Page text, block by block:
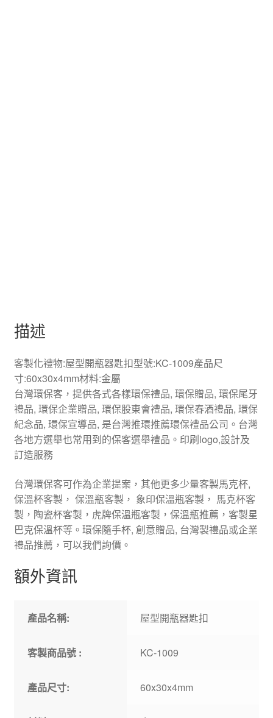
描述
客製化禮物:屋型開瓶器匙扣型號:KC-1009產品尺
寸:60x30x4mm材料:金屬
台灣環保客，提供各式各樣環保禮品, 環保贈品, 環保尾牙
禮品, 環保企業贈品, 環保股東會禮品, 環保春酒禮品, 環保
紀念品, 環保宣導品, 是台灣推環推薦環保禮品公司。台灣
各地方選舉也常用到的保客選舉禮品。印刷logo,設計及
訂造服務
台灣環保客可作為企業提案，其他更多少量客製馬克杯,
保溫杯客製， 保溫瓶客製， 象印保溫瓶客製， 馬克杯客
製，陶瓷杯客製，虎牌保溫瓶客製，保溫瓶推薦，客製星
巴克保溫杯等。環保隨手杯, 創意贈品, 台灣製禮品或企業
禮品推薦，可以我們詢價。
額外資訊
產品名稱: 屋型開瓶器匙扣
客製商品號 : KC-1009
產品尺寸: 60x30x4mm